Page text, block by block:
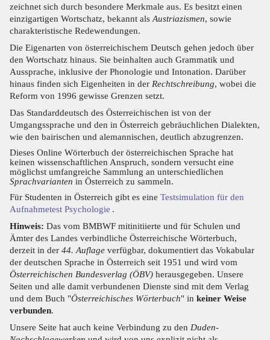
zeichnet sich durch besondere Merkmale aus. Es besitzt einen
einzigartigen Wortschatz, bekannt als Austriazismen, sowie
charakteristische Redewendungen.
Die Eigenarten von österreichischem Deutsch gehen jedoch über
den Wortschatz hinaus. Sie beinhalten auch Grammatik und
Aussprache, inklusive der Phonologie und Intonation. Darüber
hinaus finden sich Eigenheiten in der Rechtschreibung, wobei die
Reform von 1996 gewisse Grenzen setzt.
Das Standarddeutsch des Österreichischen ist von der
Umgangssprache und den in Österreich gebräuchlichen Dialekten,
wie den bairischen und alemannischen, deutlich abzugrenzen.
Dieses Online Wörterbuch der österreichischen Sprache hat
keinen wissenschaftlichen Anspruch, sondern versucht eine
möglichst umfangreiche Sammlung an unterschiedlichen
Sprachvarianten in Österreich zu sammeln.
Für Studenten in Österreich gibt es eine Testsimulation für den
Aufnahmetest Psychologie .
Hinweis: Das vom BMBWF mitinitiierte und für Schulen und
Ämter des Landes verbindliche Österreichische Wörterbuch,
derzeit in der 44. Auflage verfügbar, dokumentiert das Vokabular
der deutschen Sprache in Österreich seit 1951 und wird vom
Österreichischen Bundesverlag (ÖBV) herausgegeben. Unsere
Seiten und alle damit verbundenen Dienste sind mit dem Verlag
und dem Buch "Österreichisches Wörterbuch" in keiner Weise
verbunden.
Unsere Seite hat auch keine Verbindung zu den Duden-